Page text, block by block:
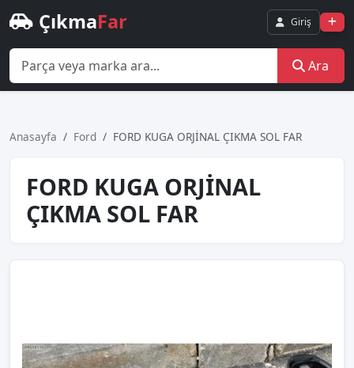
ÇıkmaFar Giriş
Ara
Anasayfa Ford FORD KUGA ORJİNAL ÇIKMA SOL FAR
FORD KUGA ORJİNAL
ÇIKMA SOL FAR